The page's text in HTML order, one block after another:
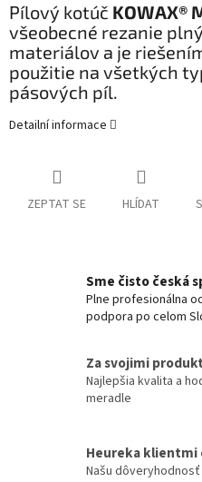
Pílový kotúč KOWAX®
všeobecné rezanie
materiálov a je
použitie na všetkých
pásových píl.
Detailní informace
ZEPTAT SE HLÍDAT
Sme čisto česká
Plne profesionálna
podpora po celom
Za svojimi
Najlepšia kvalita a
meradle
Heureka klientmi
Našu